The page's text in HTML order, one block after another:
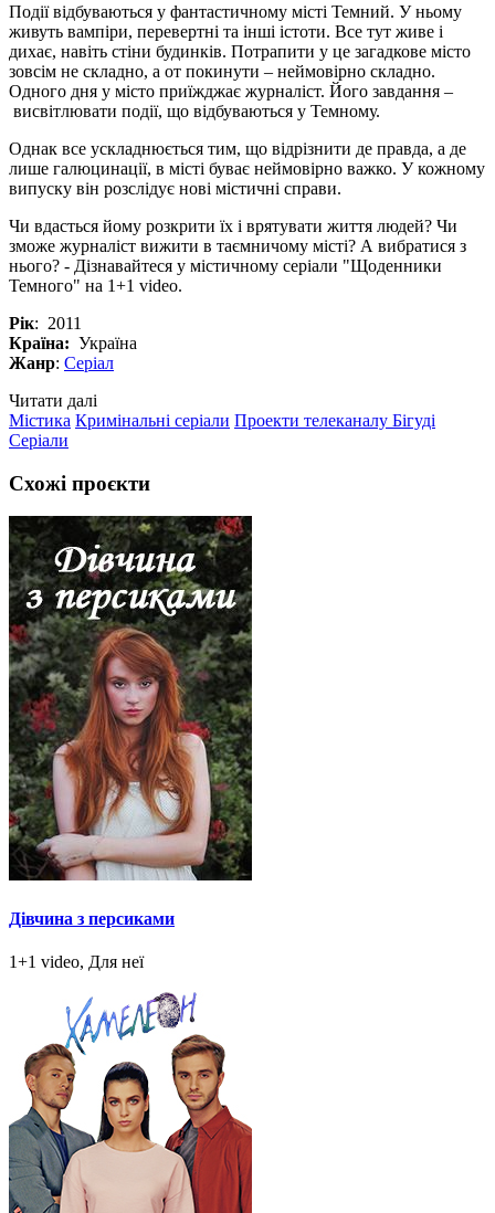
Події відбуваються у фантастичному місті Темний. У ньому
живуть вампіри, перевертні та інші істоти. Все тут живе і
дихає, навіть стіни будинків. Потрапити у це загадкове місто
зовсім не складно, а от покинути – неймовірно складно.
Одного дня у місто приїжджає журналіст. Його завдання –
висвітлювати події, що відбуваються у Темному.
Однак все ускладнюється тим, що відрізнити де правда, а де
лише галюцинації, в місті буває неймовірно важко. У кожному
випуску він розслідує нові містичні справи.
Чи вдасться йому розкрити їх і врятувати життя людей? Чи
зможе журналіст вижити в таємничому місті? А вибратися з
нього? - Дізнавайтеся у містичному серіали "Щоденники
Темного" на 1+1 video.
Рік: 2011
Країна: Україна
Жанр: Серіал
Читати далі
Містика Кримінальні серіали Проекти телеканалу Бігуді
Серіали
Схожі проєкти
Дівчина з персиками
1+1 video, Для неї